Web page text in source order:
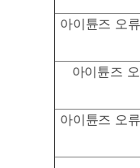
아이튠즈 오
아이튠즈
아이튠즈 오